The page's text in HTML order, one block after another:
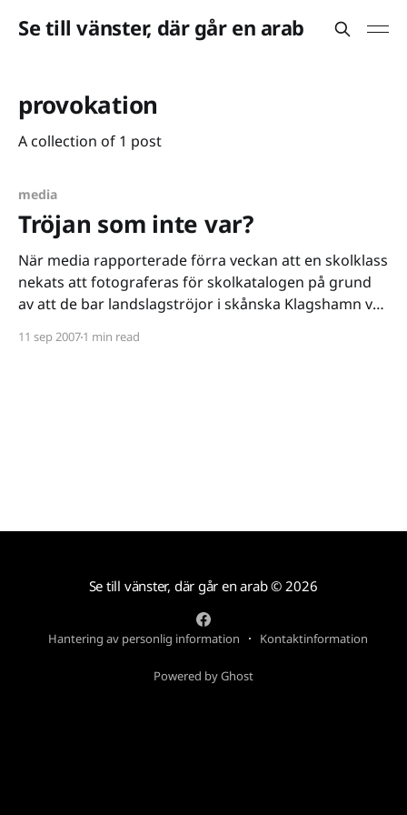
Se till vänster, där går en arab
provokation
A collection of 1 post
media
Tröjan som inte var?
När media rapporterade förra veckan att en skolklass
nekats att fotograferas för skolkatalogen på grund
av att de bar landslagströjor i skånska Klagshamn var
väldigt underligt, speciellt med tanke på att det var en
11 sep 20071 min read
Se till vänster, där går en arab© 2026
Hantering av personlig information Kontaktinformation
Powered by Ghost